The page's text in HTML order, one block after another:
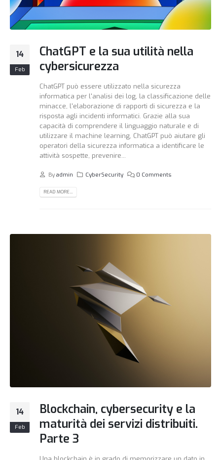
14
Feb
ChatGPT e la sua utilità nella
cybersicurezza
ChatGPT può essere utilizzato nella sicurezza
informatica per l'analisi dei log, la classificazione delle
minacce, l'elaborazione di rapporti di sicurezza e la
risposta agli incidenti informatici. Grazie alla sua
capacità di comprendere il linguaggio naturale e di
utilizzare il machine learning, ChatGPT può aiutare gli
operatori della sicurezza informatica a identificare le
attività sospette, prevenire...
Byadmin CyberSecurity 0 Comments
READ MORE...
14
Feb
Blockchain, cybersecurity e la
maturità dei servizi distribuiti.
Parte 3